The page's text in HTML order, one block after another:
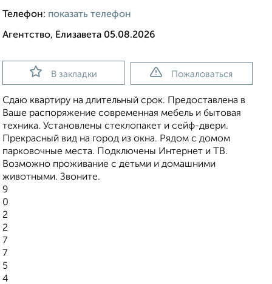
Телефон: показать телефон
Агентство, Елизавета 05.08.2026
В закладки Пожаловаться
Сдаю квартиру на длительный срок. Предоставлена в
Ваше распоряжение современная мебель и бытовая
техника. Установлены стеклопакет и сейф-двери.
Прекрасный вид на город из окна. Рядом с домом
парковочные места. Подключены Интернет и ТВ.
Возможно проживание с детьми и домашними
животными. Звоните.
9
0
2
2
7
7
5
4